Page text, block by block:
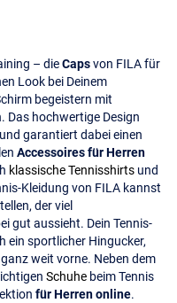
– dieCapsvon FILA für
Look bei Deinem
begeistern mit
Das hochwertige Design
garantiert dabei einen
Accessoires für Herren
klassische Tennisshirts und
Kleidung von FILA kannst
der viel
gut aussieht. Dein Tennis-
ein sportlicher Hingucker,
weit vorne. Neben dem
Schuhe beim Tennis
für Herren online.